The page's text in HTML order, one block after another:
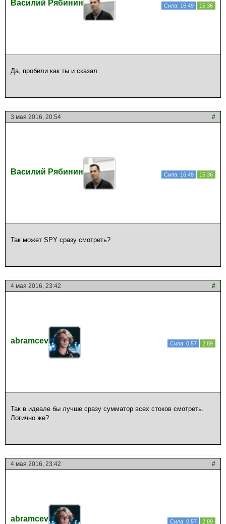
Василий Рябинин Сила: 16.49 15.36
Да, пробили как ты и сказал.
3 мая 2016, 20:54 #
Василий Рябинин Сила: 16.49 15.36
Так может SPY сразу смотреть?
4 мая 2016, 23:42 #
abramcev Сила: 0.57 2.89
Так в идеале бы лучше сразу сумматор всех стоков смотреть.
Логично же?
4 мая 2016, 23:42 #
abramcev Сила: 0.57 2.89